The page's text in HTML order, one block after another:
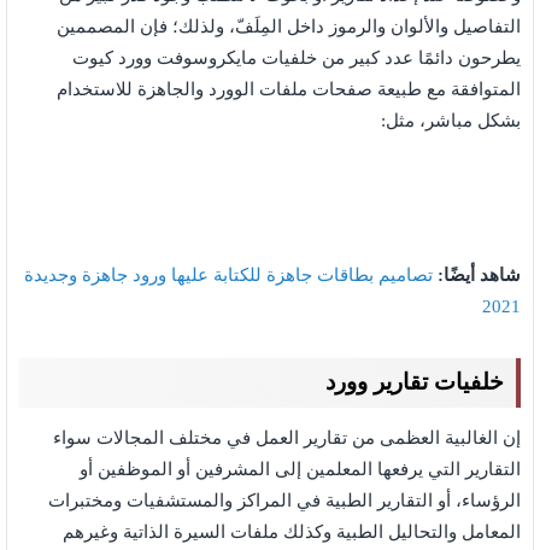
التفاصيل والألوان والرموز داخل المِلَفّ، ولذلك؛ فإن المصممين
يطرحون دائمًا عدد كبير من خلفيات مايكروسوفت وورد كيوت
المتوافقة مع طبيعة صفحات ملفات الوورد والجاهزة للاستخدام
بشكل مباشر، مثل:
شاهد أيضًا: تصاميم بطاقات جاهزة للكتابة عليها ورود جاهزة وجديدة
2021
خلفيات تقارير وورد
إن الغالبية العظمى من تقارير العمل في مختلف المجالات سواء
التقارير التي يرفعها المعلمين إلى المشرفين أو الموظفين أو
الرؤساء، أو التقارير الطبية في المراكز والمستشفيات ومختبرات
المعامل والتحاليل الطبية وكذلك ملفات السيرة الذاتية وغيرهم